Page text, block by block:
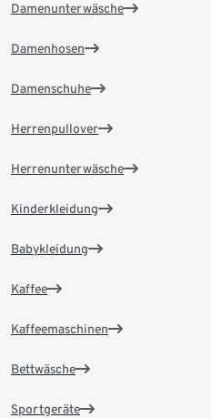
Damenunterwäsche
Damenhosen
Damenschuhe
Herrenpullover
Herrenunterwäsche
Kinderkleidung
Babykleidung
Kaffee
Kaffeemaschinen
Bettwäsche
Sportgeräte